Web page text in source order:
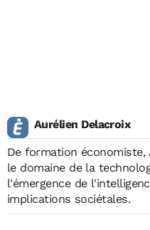
Aurélien Delacroix
De formation économiste,
le domaine de la
l'émergence de
implications sociétales.